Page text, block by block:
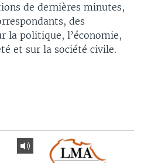
de dernières minutes,
des
la politique, l’économie,
et sur la société civile.